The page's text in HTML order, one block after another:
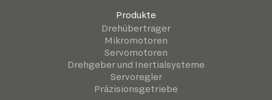
Produkte
Drehübertrager
Mikromotoren
Servomotoren
Drehgeber und Inertialsysteme
Servoregler
Präzisionsgetriebe